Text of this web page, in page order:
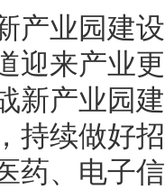
产业园建
迎来产业
新产业园
持续做好
药、电子